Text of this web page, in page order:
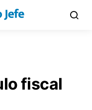
fiscal